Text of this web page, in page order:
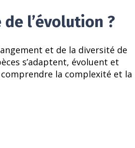
de l’évolution ?
et de la diversité de
s’adaptent, évoluent et
la complexité et la